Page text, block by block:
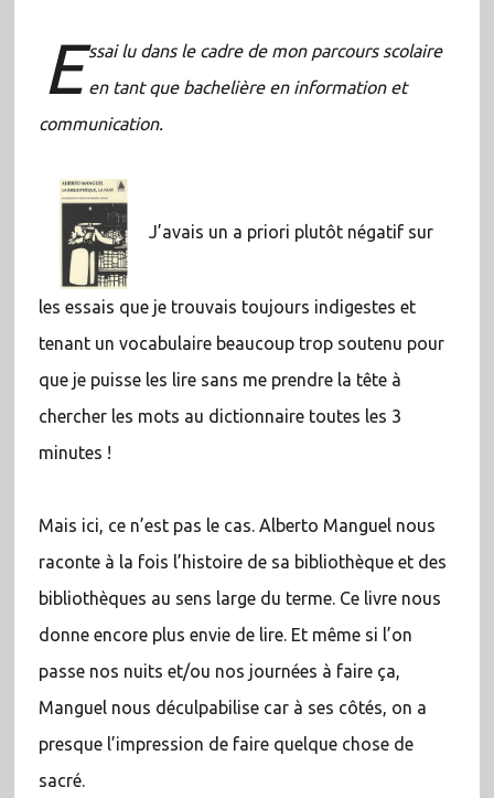
E ssai lu dans le cadre de mon parcours scolaire
en tant que bachelière en information et
communication.
J’avais un a priori plutôt négatif sur
les essais que je trouvais toujours indigestes et
tenant un vocabulaire beaucoup trop soutenu pour
que je puisse les lire sans me prendre la tête à
chercher les mots au dictionnaire toutes les 3
minutes !
Mais ici, ce n’est pas le cas. Alberto Manguel nous
raconte à la fois l’histoire de sa bibliothèque et des
bibliothèques au sens large du terme. Ce livre nous
donne encore plus envie de lire. Et même si l’on
passe nos nuits et/ou nos journées à faire ça,
Manguel nous déculpabilise car à ses côtés, on a
presque l’impression de faire quelque chose de
sacré.